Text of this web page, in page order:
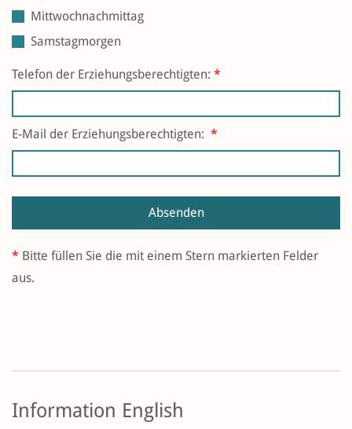
Mittwochnachmittag
Samstagmorgen
Telefon der Erziehungsberechtigten: *
E-Mail der Erziehungsberechtigten: *
Absenden
* Bitte füllen Sie die mit einem Stern markierten Felder
aus.
Information English